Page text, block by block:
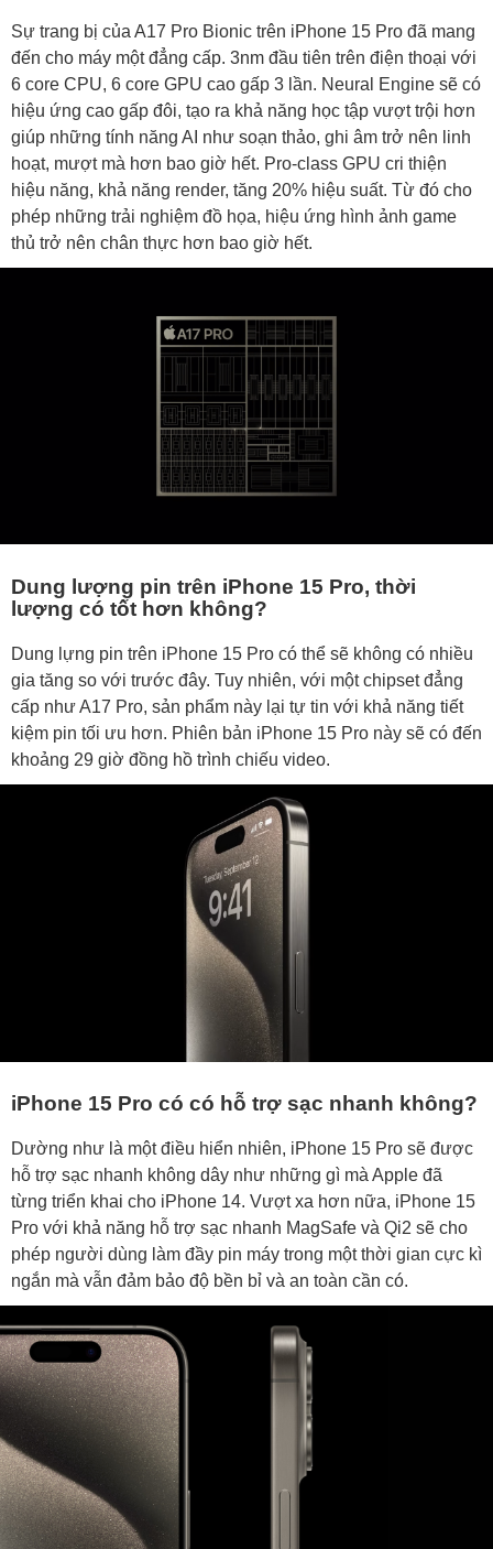
Sự trang bị của A17 Pro Bionic trên iPhone 15 Pro đã mang
đến cho máy một đẳng cấp. 3nm đầu tiên trên điện thoại với
6 core CPU, 6 core GPU cao gấp 3 lần. Neural Engine sẽ có
hiệu ứng cao gấp đôi, tạo ra khả năng học tập vượt trội hơn
giúp những tính năng AI như soạn thảo, ghi âm trở nên linh
hoạt, mượt mà hơn bao giờ hết. Pro-class GPU cri thiện
hiệu năng, khả năng render, tăng 20% hiệu suất. Từ đó cho
phép những trải nghiệm đồ họa, hiệu ứng hình ảnh game
thủ trở nên chân thực hơn bao giờ hết.
Dung lượng pin trên iPhone 15 Pro, thời
lượng có tốt hơn không?
Dung lựng pin trên iPhone 15 Pro có thể sẽ không có nhiều
gia tăng so với trước đây. Tuy nhiên, với một chipset đẳng
cấp như A17 Pro, sản phẩm này lại tự tin với khả năng tiết
kiệm pin tối ưu hơn. Phiên bản iPhone 15 Pro này sẽ có đến
khoảng 29 giờ đồng hồ trình chiếu video.
iPhone 15 Pro có có hỗ trợ sạc nhanh không?
Dường như là một điều hiển nhiên, iPhone 15 Pro sẽ được
hỗ trợ sạc nhanh không dây như những gì mà Apple đã
từng triển khai cho iPhone 14. Vượt xa hơn nữa, iPhone 15
Pro với khả năng hỗ trợ sạc nhanh MagSafe và Qi2 sẽ cho
phép người dùng làm đầy pin máy trong một thời gian cực kì
ngắn mà vẫn đảm bảo độ bền bỉ và an toàn cần có.